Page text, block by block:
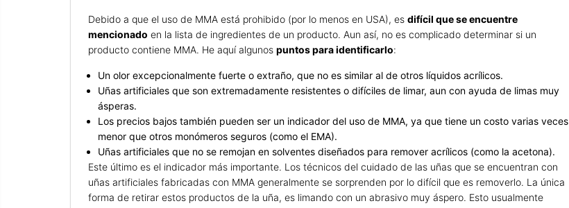
Debido a que el uso de MMA está prohibido (por lo menos en USA), es difícil que se encuentre
mencionado en la lista de ingredientes de un producto. Aun así, no es complicado determinar si un
producto contiene MMA. He aquí algunos puntos para identificarlo:
Un olor excepcionalmente fuerte o extraño, que no es similar al de otros líquidos acrílicos.
Uñas artificiales que son extremadamente resistentes o difíciles de limar, aun con ayuda de limas muy
ásperas.
Los precios bajos también pueden ser un indicador del uso de MMA, ya que tiene un costo varias veces
menor que otros monómeros seguros (como el EMA).
Uñas artificiales que no se remojan en solventes diseñados para remover acrílicos (como la acetona).
Este último es el indicador más importante. Los técnicos del cuidado de las uñas que se encuentran con
uñas artificiales fabricadas con MMA generalmente se sorprenden por lo difícil que es removerlo. La única
forma de retirar estos productos de la uña, es limando con un abrasivo muy áspero. Esto usualmente